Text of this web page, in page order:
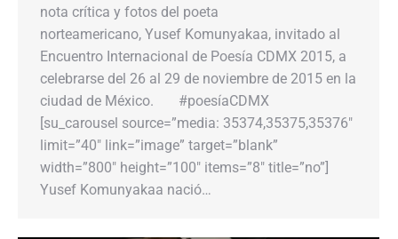
nota crítica y fotos del poeta
norteamericano, Yusef Komunyakaa, invitado al
Encuentro Internacional de Poesía CDMX 2015, a
celebrarse del 26 al 29 de noviembre de 2015 en la
ciudad de México. #poesíaCDMX
[su_carousel source=”media: 35374,35375,35376″
limit=”40″ link=”image” target=”blank”
width=”800″ height=”100″ items=”8″ title=”no”]
Yusef Komunyakaa nació…